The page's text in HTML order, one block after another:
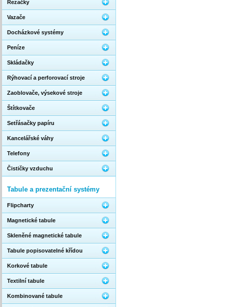
Řezačky
Vazače
Docházkové systémy
Peníze
Skládačky
Rýhovací a perforovací stroje
Zaoblovače, výsekové stroje
Štítkovače
Setřásačky papíru
Kancelářské váhy
Telefony
Čističky vzduchu
Tabule a prezentační systémy
Flipcharty
Magnetické tabule
Skleněné magnetické tabule
Tabule popisovatelné křídou
Korkové tabule
Textilní tabule
Kombinované tabule